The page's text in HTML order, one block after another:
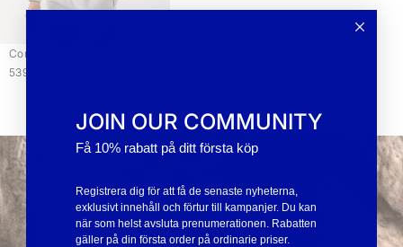
Corinne Sweatshorts
539 kr
JOIN OUR COMMUNITY
Få 10% rabatt på ditt första köp
Registrera dig för att få de senaste nyheterna,
exklusivt innehåll och förtur till kampanjer. Du kan
när som helst avsluta prenumerationen. Rabatten
gäller på din första order på ordinarie priser.